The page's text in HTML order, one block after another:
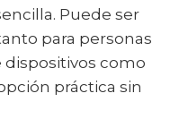
Puede ser
para personas
como
práctica sin